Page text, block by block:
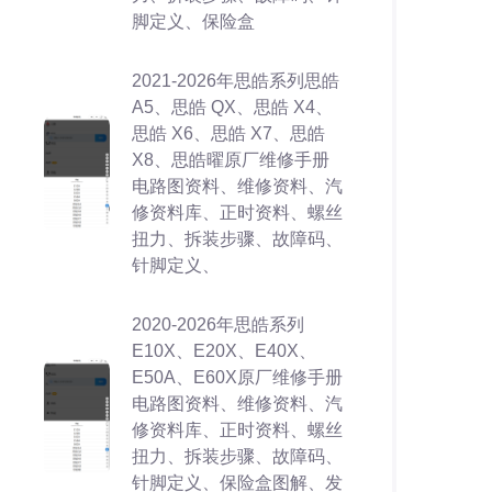
脚定义、保险盒
2021-2026年思皓系列思皓
A5、思皓 QX、思皓 X4、
思皓 X6、思皓 X7、思皓
X8、思皓曜原厂维修手册
电路图资料、维修资料、汽
修资料库、正时资料、螺丝
扭力、拆装步骤、故障码、
针脚定义、
2020-2026年思皓系列
E10X、E20X、E40X、
E50A、E60X原厂维修手册
电路图资料、维修资料、汽
修资料库、正时资料、螺丝
扭力、拆装步骤、故障码、
针脚定义、保险盒图解、发